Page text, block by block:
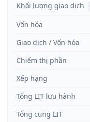
Khối lượng giao dịch
Vốn hóa
Giao dịch / Vốn hóa
Chiếm thị phần
Xếp hạng
Tổng LIT lưu hành
Tổng cung LIT